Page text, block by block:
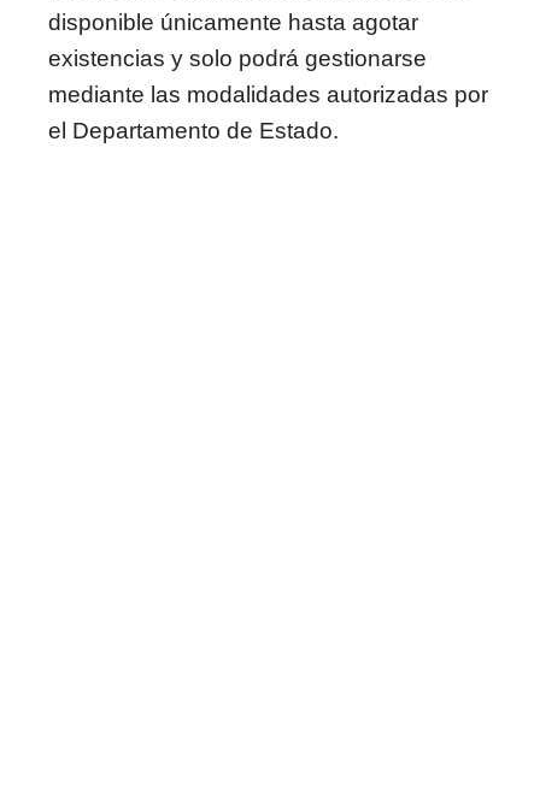
disponible únicamente hasta agotar
existencias y solo podrá gestionarse
mediante las modalidades autorizadas por
el Departamento de Estado.